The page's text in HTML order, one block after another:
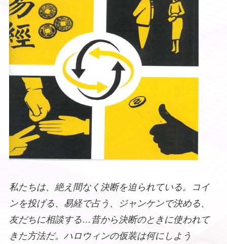
私たちは、絶え間なく決断を迫られている。コイ
ンを投げる、易経で占う、ジャンケンで決める、
友だちに相談する…昔から決断のときに使われて
きた方法だ。ハロウィンの仮装は何にしよう